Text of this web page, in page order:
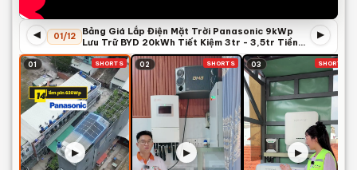
◀ 01/12
Bảng Giá Lắp Điện Mặt Trời Panasonic 9kWp
Lưu Trữ BYD 20kWh Tiết Kiệm 3tr - 3,5tr Tiền
Điện
▶
01 SHORTS
▶
02 SHORTS
▶
03 SHORTS
▶